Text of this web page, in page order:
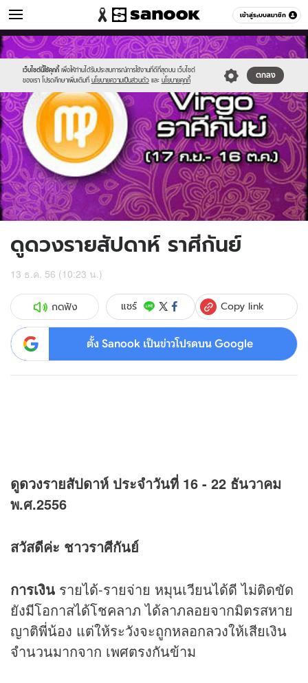
เข้าสู่ระบบสมาชิก
ดูดวง หมวดอื่นๆ
เว็บไซต์นี้ใช้คุกกี้ เพื่อให้ท่านได้รับประสบการณ์การใช้งานที่ดีที่สุดบน เว็บไซต์
ของเรา โปรดศึกษาเพิ่มเติมที่ นโยบายความเป็นส่วนตัว และ นโยบายคุกกี้
ตกลง
Sanook
//s.isanook.com/sr/0/images/logo-
new-
sanook.png
600
60
//s.isanook.com/ho/0/ud/11/56053/9virgo.jpg
ดูดวงรายสัปดาห์ ราศีกันย์
13 ธ.ค. 56 (10:23 น.)
กดฟัง แชร์ Copy link
ตั้ง Sanook เป็นข่าวโปรดบน Google
ดูดวงรายสัปดาห์ ประจำวันที่ 16 - 22 ธันวาคม
พ.ศ.2556
สวัสดีค่ะ ชาวราศีกันย์
การเงิน รายได้-รายจ่าย หมุนเวียนได้ดี ไม่ติดขัด
ยังมีโอกาสได้โชคลาภ ได้ลาภลอยจากมิตรสหาย
ญาติพี่น้อง แต่ให้ระวังจะถูกหลอกลวงให้เสียเงิน
จำนวนมากจาก เพศตรงกันข้าม